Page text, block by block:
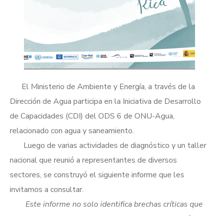
El Ministerio de Ambiente y Energía, a través de la
Dirección de Agua participa en la Iniciativa de Desarrollo
de Capacidades (CDI) del ODS 6 de ONU-Agua,
relacionado con agua y saneamiento.
Luego de varias actividades de diagnóstico y un taller
nacional que reunió a representantes de diversos
sectores, se construyó el siguiente informe que les
invitamos a consultar.
Este informe no solo identifica brechas críticas que